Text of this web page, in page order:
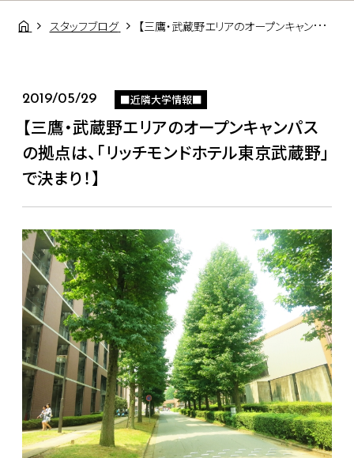
スタッフブログ 【三鷹・武蔵野エリアのオープンキャンパスの拠点は、「リッチモンドホテル東京武蔵野」で決まり！】
2019/05/29 ■近隣大学情報■
【三鷹・武蔵野エリアのオープンキャンパス
の拠点は、「リッチモンドホテル東京武蔵野」
で決まり！】